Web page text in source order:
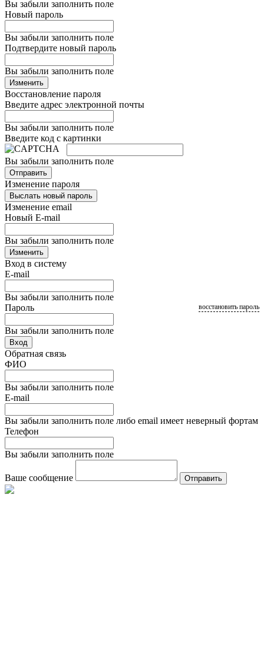
Вы забыли заполнить поле
Новый пароль
Вы забыли заполнить поле
Подтвердите новый пароль
Вы забыли заполнить поле
Изменить
Восстановление пароля
Введите адрес электронной почты
Вы забыли заполнить поле
Введите код с картинки
Вы забыли заполнить поле
Отправить
Изменение пароля
Выслать новый пароль
Изменение email
Новый E-mail
Вы забыли заполнить поле
Изменить
Вход в систему
E-mail
Вы забыли заполнить поле
Пароль
Вы забыли заполнить поле
восстановить пароль
Вход
Обратная связь
ФИО
Вы забыли заполнить поле
E-mail
Вы забыли заполнить поле либо email имеет неверный фортам
Телефон
Вы забыли заполнить поле
Ваше сообщение Отправить